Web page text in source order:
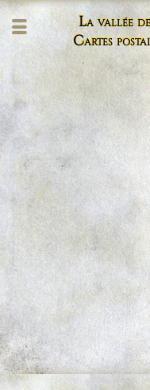
La vallée
Cartes